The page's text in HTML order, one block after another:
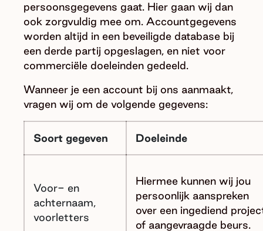
persoonsgegevens gaat. Hier gaan wij dan
ook zorgvuldig mee om. Accountgegevens
worden altijd in een beveiligde database bij
een derde partij opgeslagen, en niet voor
commerciële doeleinden gedeeld.
Wanneer je een account bij ons aanmaakt,
vragen wij om de volgende gegevens:
Soort gegeven Doeleinde
Voor- en
achternaam,
voorletters
Hiermee kunnen wij jou
persoonlijk aanspreken
over een ingediend
of aangevraagde beurs.